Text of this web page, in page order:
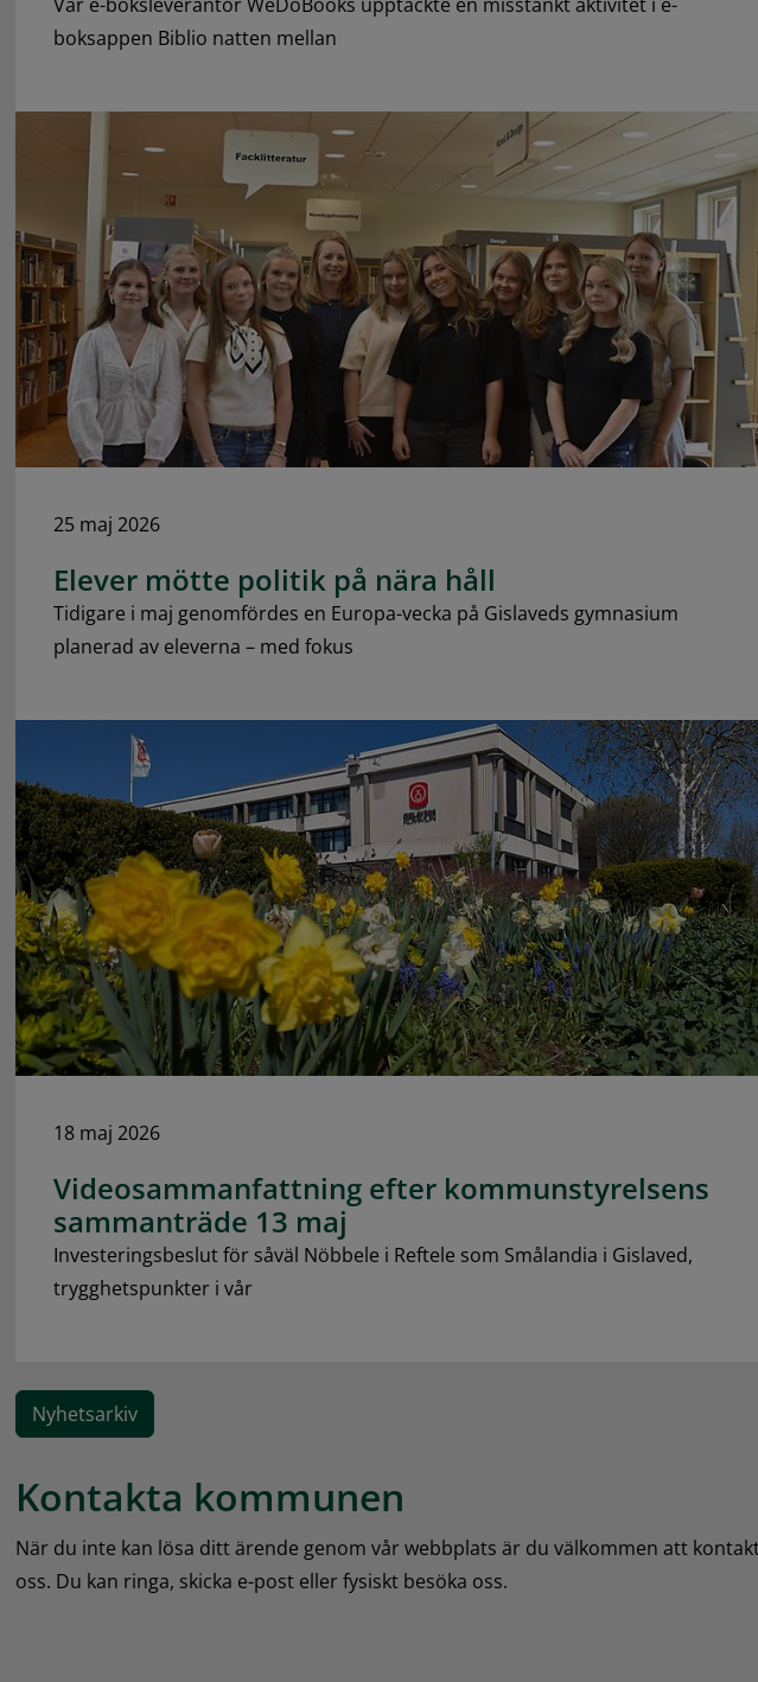
boksappen Biblio natten mellan
25 maj 2026
Elever mötte politik på nära håll
Tidigare i maj genomfördes en Europa-vecka på Gislaveds gymnasium
planerad av eleverna – med fokus
18 maj 2026
Videosammanfattning efter kommunstyrelsens
sammanträde 13 maj
Investeringsbeslut för såväl Nöbbele i Reftele som Smålandia i Gislaved,
trygghetspunkter i vår
Nyhetsarkiv
Kontakta kommunen
När du inte kan lösa ditt ärende genom vår webbplats är du välkommen att
oss. Du kan ringa, skicka e-post eller fysiskt besöka oss.